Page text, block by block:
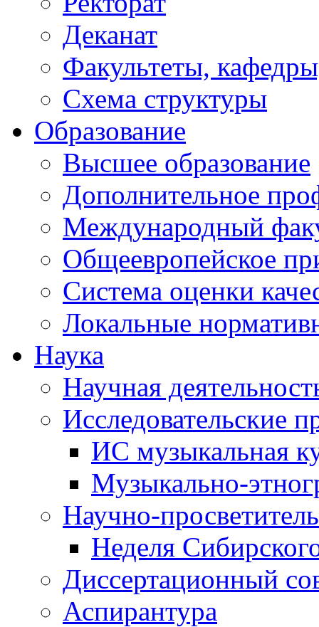
Деканат
Факультеты,
Схема структуры
Образование
Высшее образование
Дополнительное
Международный
Общеевропейское
Система оценки
Локальные
Наука
Научная
Исследовательские
ИС музыкальная
Музыкально-
Научно-
Неделя
Диссертационный
Аспирантура